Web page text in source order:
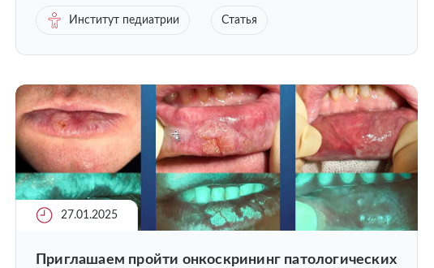
Институт педиатрии Статья
27.01.2025
Приглашаем пройти онкоскрининг патологических